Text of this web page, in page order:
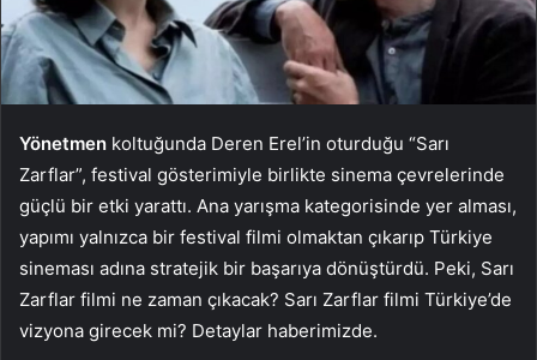
Yönetmen koltuğunda Deren Erel’in oturduğu “Sarı
Zarflar”, festival gösterimiyle birlikte sinema çevrelerinde
güçlü bir etki yarattı. Ana yarışma kategorisinde yer alması,
yapımı yalnızca bir festival filmi olmaktan çıkarıp Türkiye
sineması adına stratejik bir başarıya dönüştürdü. Peki, Sarı
Zarflar filmi ne zaman çıkacak? Sarı Zarflar filmi Türkiye’de
vizyona girecek mi? Detaylar haberimizde.